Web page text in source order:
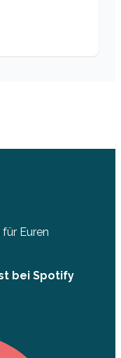
Euren
bei Spotify